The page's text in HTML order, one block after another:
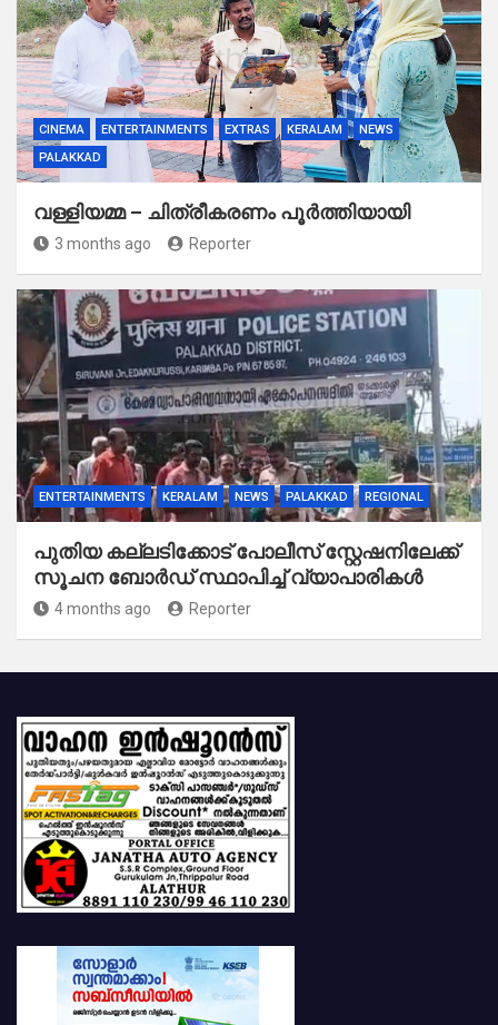
CINEMA ENTERTAINMENTS EXTRAS KERALAM
NEWS
PALAKKAD
വള്ളിയമ്മ – ചിത്രീകരണം പൂർത്തിയായി
3 months ago Reporter
ENTERTAINMENTS KERALAM NEWS PALAKKAD REGIONAL
പുതിയ കല്ലടിക്കോട് പോലീസ് സ്റ്റേഷനിലേക്ക്
സൂചന ബോർഡ് സ്ഥാപിച്ച് വ്യാപാരികൾ
4 months ago Reporter